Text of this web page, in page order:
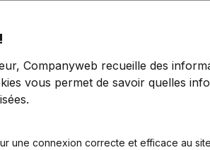
Companyweb recueille des
vous permet de savoir quelles
une connexion correcte et efficace au